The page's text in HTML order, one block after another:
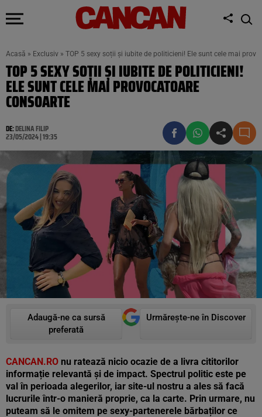
Acasă » Exclusiv » TOP 5 sexy soții și iubite de politicieni! Ele sunt cele mai
TOP 5 SEXY SOȚII ȘI IUBITE DE POLITICIENI!
ELE SUNT CELE MAI PROVOCATOARE
CONSOARTE
DE:DELINA FILIP
23/05/2024 | 19:35
Adaugă-ne ca sursă
preferată
Urmărește-ne în Discover
CANCAN.RO nu ratează nicio ocazie de a livra cititorilor
informație relevantă și de impact. Spectrul politic este pe
val în perioada alegerilor, iar site-ul nostru a ales să facă
lucrurile într-o manieră proprie, ca la carte. Prin urmare, nu
puteam să le omitem pe sexy-partenerele bărbaților ce